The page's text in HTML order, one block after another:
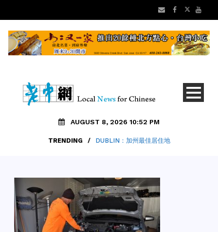
AUGUST 8, 2026 10:52 PM
TRENDING / DUBLIN：加州最佳居住地